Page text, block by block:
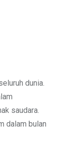
dunia.
saudara.
dalam bulan